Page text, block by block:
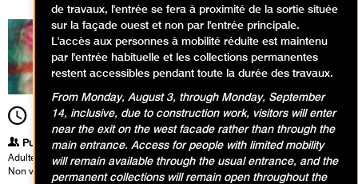
10h30 Durée2h00
Publics
Adultes
Non voyants et malvoyants
de travaux, l'entrée se fera à proximité de la sortie située
sur la façade ouest et non par l'entrée principale.
L'accès aux personnes à mobilité réduite est maintenu
par l'entrée habituelle et les collections permanentes
restent accessibles pendant toute la durée des travaux.
From Monday, August 3, through Monday, September
14, inclusive, due to construction work, visitors will enter
near the exit on the west facade rather than through the
main entrance. Access for people with limited mobility
will remain available through the usual entrance, and the
permanent collections will remain open throughout the